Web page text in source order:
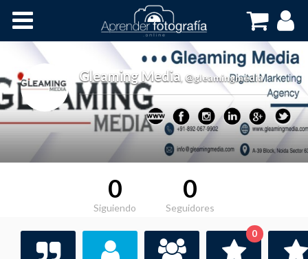
Cursos OnLine
Gleaming Media @gleamingmedia
0
Siguiendo
0
Seguidores
0